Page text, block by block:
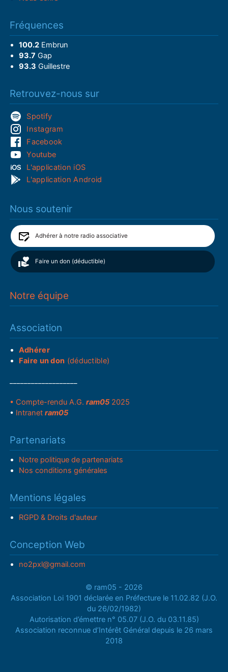
Fréquences
100.2Embrun
93.7 Gap
93.3 Guillestre
Retrouvez-nous sur
Spotify
Instagram
Facebook
Youtube
L'application iOS
L'application Android
Nous soutenir
Adhérer à notre radio associative
Faire un don (déductible)
Notre équipe
Association
Adhérer
Faire un don (déductible)
• Compte-rendu A.G.ram05 2025
• Intranetram05
Partenariats
Notre politique de partenariats
Nos conditions générales
Mentions légales
RGPD & Droits d'auteur
Conception Web
no2pxl@gmail.com
© ram05 - 2026
Association Loi 1901 déclarée en Préfecture le 11.02.82 (J.O.
du 26/02/1982)
Autorisation d’émettre n° 05.07 (J.O. du 03.11.85)
Association reconnue d’Intérêt Général depuis le 26 mars
2018